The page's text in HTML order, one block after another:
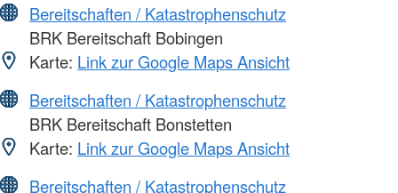
Bereitschaften / Katastrophenschutz
BRK Bereitschaft Bobingen
Karte: Link zur Google Maps Ansicht
Bereitschaften / Katastrophenschutz
BRK Bereitschaft Bonstetten
Karte: Link zur Google Maps Ansicht
Bereitschaften / Katastrophenschutz